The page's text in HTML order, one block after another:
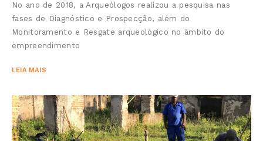
No ano de 2018, a Arqueólogos realizou a pesquisa nas
fases de Diagnóstico e Prospecção, além do
Monitoramento e Resgate arqueológico no âmbito do
empreendimento
LEIA MAIS